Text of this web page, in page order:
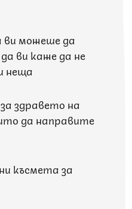
можеше да
ви каже да не
неща
здравето на
да направите
късмета за